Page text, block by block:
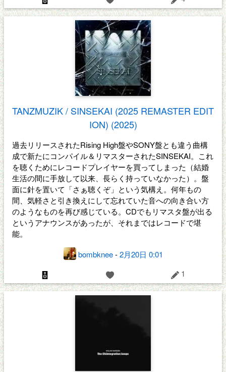
TANZMUZIK / SINSEKAI (2025 REMASTER EDIT
ION) (2025)
過去リリースされたRising High盤やSONY盤とも違う曲構
成で新たにコンパイル＆リマスターされたSINSEKAI。これ
を聴くためにレコードプレイヤーを買ってしまった（結婚
生活の間に手放して以来、長らく持っていなかった）。盤
面に針を置いて「さぁ聴くぞ」という気構え。何年もの
間、気軽さと引き換えにして忘れていた音への向き合い方
のようなものを再び感じている。CDでもリマスタ盤が出る
というアナウンスがあったが、それまではレコードで堪
能。
bombknee-2月20日 0:01
1